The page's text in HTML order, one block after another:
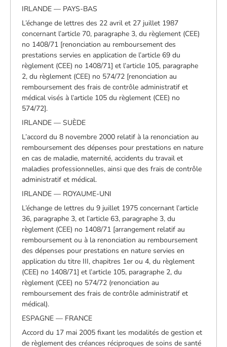
IRLANDE — PAYS-BAS
L’échange de lettres des 22 avril et 27 juillet 1987
concernant l’article 70, paragraphe 3, du règlement (CEE)
no 1408/71 [renonciation au remboursement des
prestations servies en application de l’article 69 du
règlement (CEE) no 1408/71] et l’article 105, paragraphe
2, du règlement (CEE) no 574/72 [renonciation au
remboursement des frais de contrôle administratif et
médical visés à l’article 105 du règlement (CEE) no
574/72].
IRLANDE — SUÈDE
L’accord du 8 novembre 2000 relatif à la renonciation au
remboursement des dépenses pour prestations en nature
en cas de maladie, maternité, accidents du travail et
maladies professionnelles, ainsi que des frais de contrôle
administratif et médical.
IRLANDE — ROYAUME-UNI
L’échange de lettres du 9 juillet 1975 concernant l’article
36, paragraphe 3, et l’article 63, paragraphe 3, du
règlement (CEE) no 1408/71 [arrangement relatif au
remboursement ou à la renonciation au remboursement
des dépenses pour prestations en nature servies en
application du titre III, chapitres 1er ou 4, du règlement
(CEE) no 1408/71] et l’article 105, paragraphe 2, du
règlement (CEE) no 574/72 (renonciation au
remboursement des frais de contrôle administratif et
médical).
ESPAGNE — FRANCE
Accord du 17 mai 2005 fixant les modalités de gestion et
de règlement des créances réciproques de soins de santé